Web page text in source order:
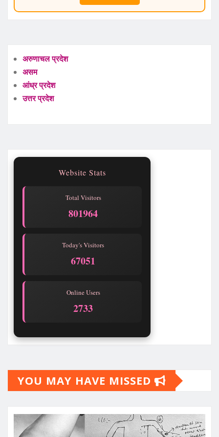
अरुणाचल प्रदेश
असम
आंध्र प्रदेश
उत्तर प्रदेश
Website Stats
Total Visitors
801964
Today's Visitors
67051
Online Users
2733
YOU MAY HAVE MISSED